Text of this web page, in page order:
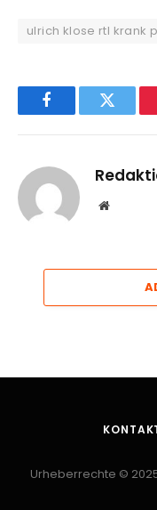
ulrich klose rtl krank
FacebookTwitter
Website
Urheberrechte ©